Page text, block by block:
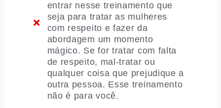
entrar nesse treinamento que
seja para tratar as mulheres
com respeito e fazer da
abordagem um momento
mágico. Se for tratar com falta
de respeito, mal-tratar ou
qualquer coisa que prejudique a
outra pessoa. Esse treinamento
não é para você.